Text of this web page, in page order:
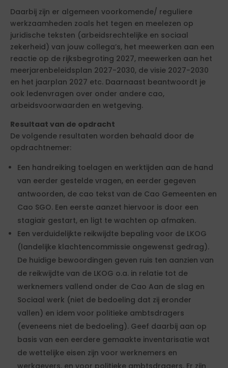
Daarbij zijn er algemeen voorkomende/ reguliere
werkzaamheden zoals het tegen en meelezen op
juridische teksten (arbeidsrechtelijke en sociaal
zekerheid) van jouw collega’s, het meewerken aan een
reactie op de rijksbegroting 2027, meewerken aan het
meerjarenbeleidsplan 2027-2030, de visie 2027-2030
en het jaarplan 2027 etc. Daarnaast beantwoordt je
ook ledenvragen over onder andere cao,
arbeidsvoorwaarden en wetgeving.
Resultaat van de opdracht
De volgende resultaten worden behaald door de
opdrachtnemer:
Een handreiking toelagen en werktijden aan de hand
van eerder gestelde vragen, en eerder gegeven
antwoorden, de cao tekst van de Cao Gemeenten en
Cao SGO. Een eerste aanzet hiervoor is door een
stagiair gestart, en ligt te wachten op afmaken.
Een verduidelijkte reikwijdte bepaling voor de LKOG
(landelijke klachtencommissie ongewenst gedrag).
De huidige bewoordingen geven ruis ten aanzien van
de reikwijdte van de LKOG o.a. in relatie tot de
werknemers vallend onder de Cao Aan de slag en
Sociaal werk (niet de bedoeling dat zij eronder
vallen) en idem voor politieke ambtsdragers
(eveneens niet de bedoeling). Geef daarbij aan op
basis van een eerdere gemaakte inventarisatie wat
de wettelijke eisen zijn voor werknemers en